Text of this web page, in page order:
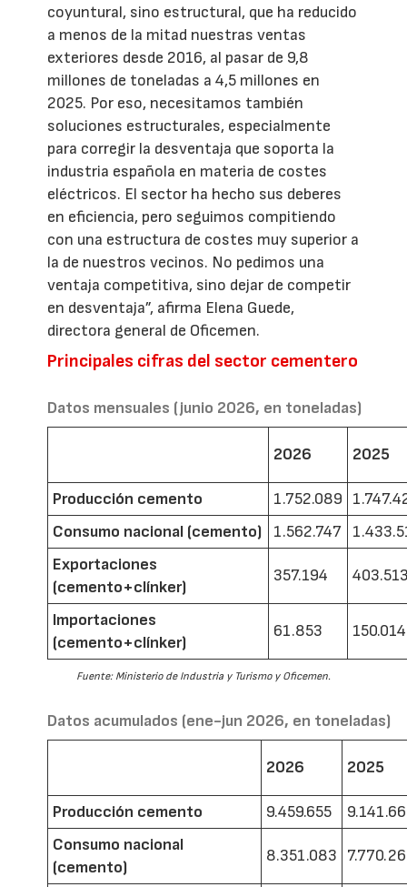
coyuntural, sino estructural, que ha reducido
a menos de la mitad nuestras ventas
exteriores desde 2016, al pasar de 9,8
millones de toneladas a 4,5 millones en
2025. Por eso, necesitamos también
soluciones estructurales, especialmente
para corregir la desventaja que soporta la
industria española en materia de costes
eléctricos. El sector ha hecho sus deberes
en eficiencia, pero seguimos compitiendo
con una estructura de costes muy superior a
la de nuestros vecinos. No pedimos una
ventaja competitiva, sino dejar de competir
en desventaja”, afirma Elena Guede,
directora general de Oficemen.
Principales cifras del sector cementero
Datos mensuales (junio 2026, en toneladas)
2026 2025
Producción cemento 1.752.089
Consumo nacional (cemento)
1.562.747
Exportaciones
(cemento+clínker)
357.194
Importaciones
(cemento+clínker)
61.853 150.014
Fuente: Ministerio de Industria y Turismo y Oficemen.
Datos acumulados (ene-jun 2026, en toneladas)
2026 2025
Producción cemento 9.459.655
Consumo nacional
(cemento)
8.351.083